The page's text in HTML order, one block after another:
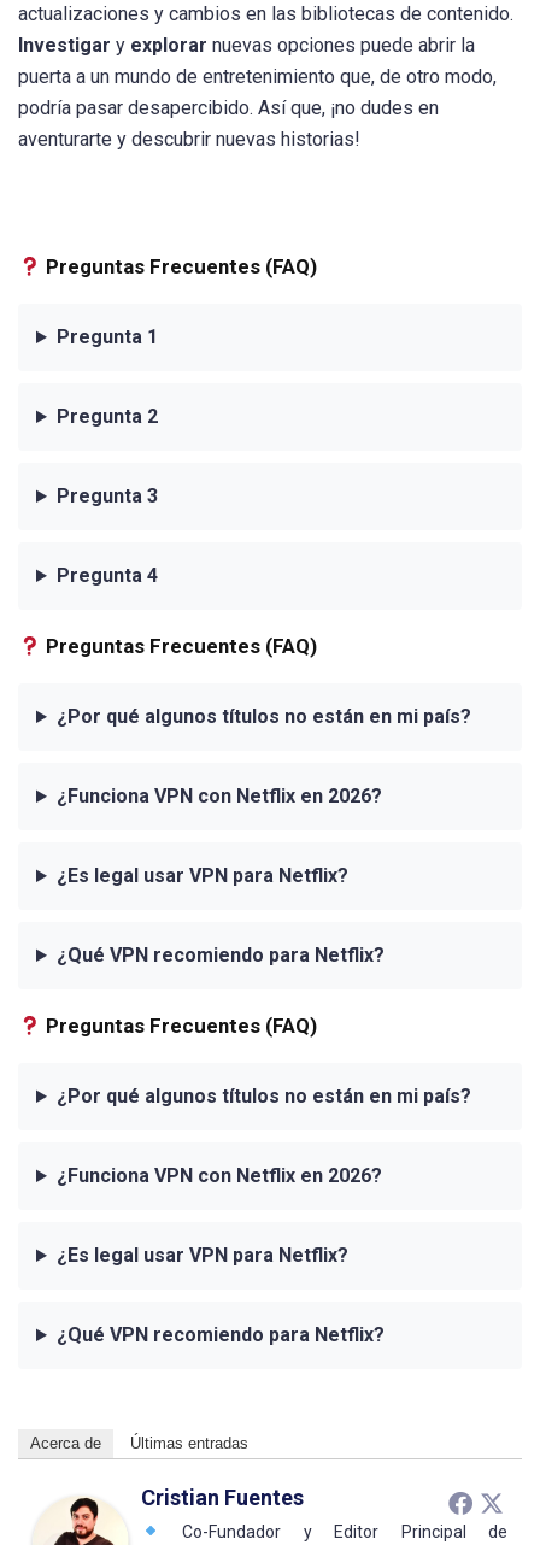
actualizaciones y cambios en las bibliotecas de contenido.
Investigar y explorar nuevas opciones puede abrir la
puerta a un mundo de entretenimiento que, de otro modo,
podría pasar desapercibido. Así que, ¡no dudes en
aventurarte y descubrir nuevas historias!
Preguntas Frecuentes (FAQ)
Pregunta 1
Pregunta 2
Pregunta 3
Pregunta 4
Preguntas Frecuentes (FAQ)
¿Por qué algunos títulos no están en mi país?
¿Funciona VPN con Netflix en 2026?
¿Es legal usar VPN para Netflix?
¿Qué VPN recomiendo para Netflix?
Preguntas Frecuentes (FAQ)
¿Por qué algunos títulos no están en mi país?
¿Funciona VPN con Netflix en 2026?
¿Es legal usar VPN para Netflix?
¿Qué VPN recomiendo para Netflix?
Acerca de Últimas entradas
Cristian Fuentes
Co-Fundador y Editor Principal de